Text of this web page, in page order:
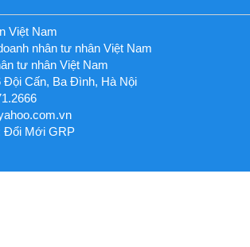
Việt Nam
nhân tư nhân Việt Nam
tư nhân Việt Nam
Đội Cấn, Ba Đình, Hà Nội
Đổi Mới GRP